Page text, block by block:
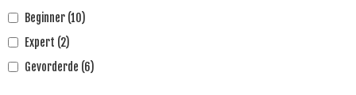
Beginner (10)
Expert (2)
Gevorderde (6)